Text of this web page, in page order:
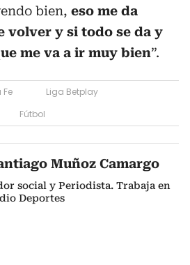
bien, eso me da
volver y si todo se da y
me va a ir muy bien”.
Liga Betplay
Fútbol
Muñoz Camargo
social y Periodista. Trabaja en
Deportes